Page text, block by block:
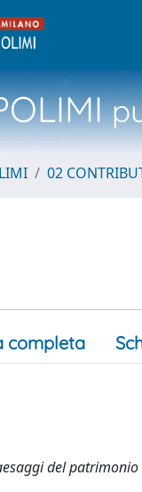
02
completa
del